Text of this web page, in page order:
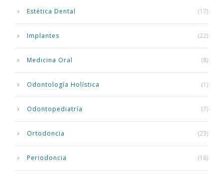
Estética Dental (17)
Implantes (22)
Medicina Oral (8)
Odontología Holística (1)
Odontopediatría (7)
Ortodoncia (23)
Periodoncia (18)